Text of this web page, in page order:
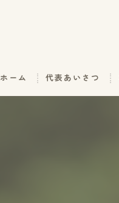
ホーム 代表あいさつ